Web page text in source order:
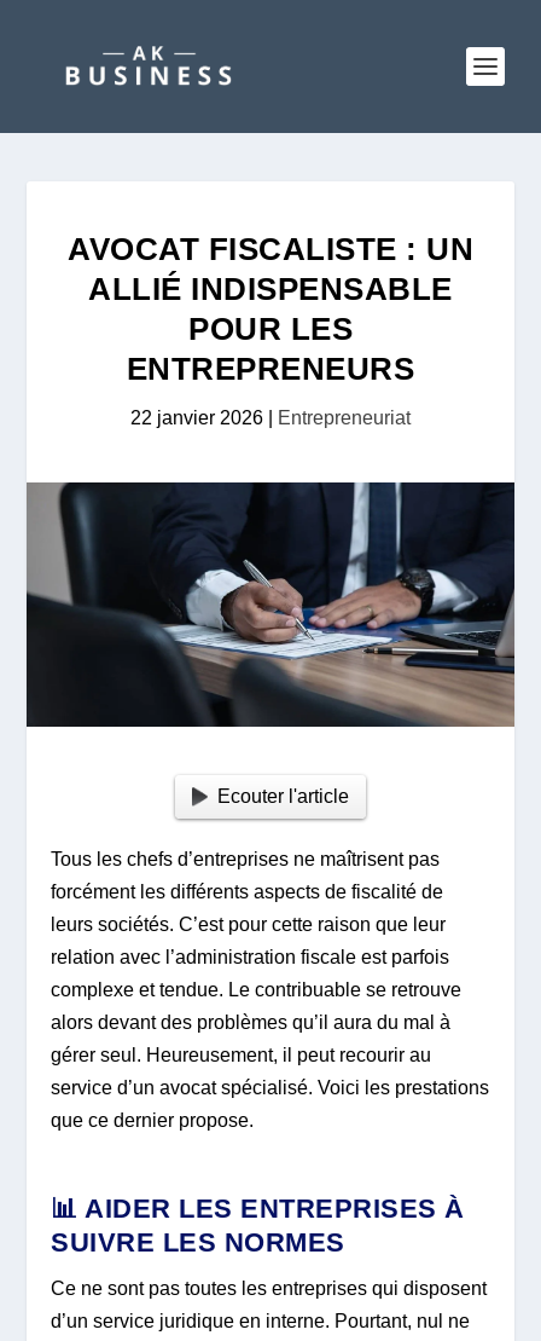
AVOCAT FISCALISTE : UN
ALLIÉ INDISPENSABLE
POUR LES
ENTREPRENEURS
22 janvier 2026 Entrepreneuriat
Ecouter l'article
Tous les chefs d’entreprises ne maîtrisent pas
forcément les différents aspects de fiscalité de
leurs sociétés. C’est pour cette raison que leur
relation avec l’administration fiscale est parfois
complexe et tendue. Le contribuable se retrouve
alors devant des problèmes qu’il aura du mal à
gérer seul. Heureusement, il peut recourir au
service d’un avocat spécialisé. Voici les prestations
que ce dernier propose.
📊 AIDER LES ENTREPRISES À
SUIVRE LES NORMES
Ce ne sont pas toutes les entreprises qui disposent
d’un service juridique en interne. Pourtant, nul ne